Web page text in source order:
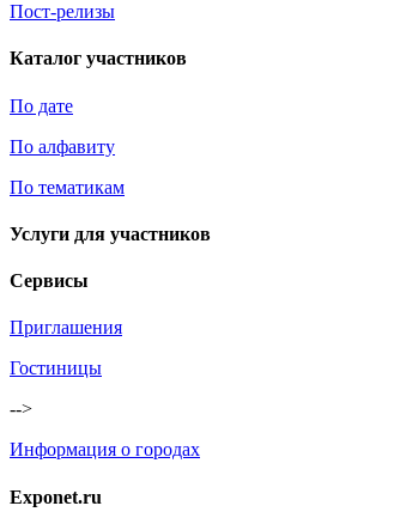
Пост-релизы
Каталог участников
По дате
По алфавиту
По тематикам
Услуги для участников
Сервисы
Приглашения
Гостиницы
-->
Информация о городах
Exponet.ru